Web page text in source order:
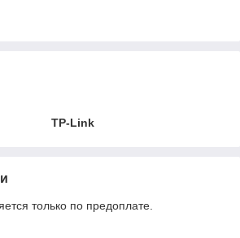
TP-Link
только по предоплате.